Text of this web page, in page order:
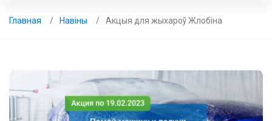
Главная Навiны Акцыя для жыхароў Жлобіна